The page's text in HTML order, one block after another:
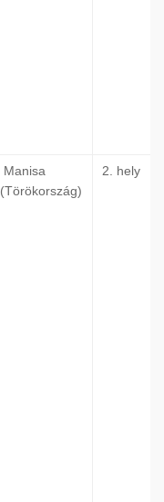
Manisa
(Törökország)
2. hely